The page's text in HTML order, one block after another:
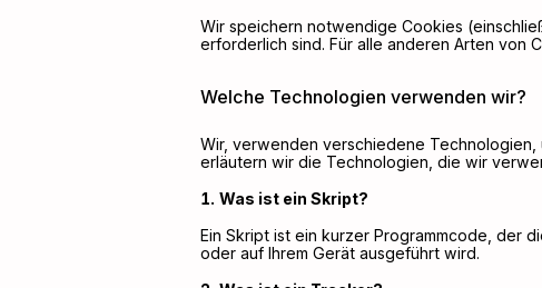
Wir speichern notwendige Cookies
erforderlich sind. Für alle anderen Arten von
Welche Technologien verwenden wir?
Wir, verwenden verschiedene Technologien,
erläutern wir die Technologien, die wir
Was ist ein Skript?
Ein Skript ist ein kurzer Programmcode, der
oder auf Ihrem Gerät ausgeführt wird.